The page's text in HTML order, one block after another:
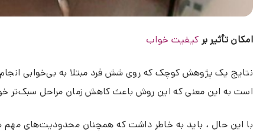
امکان تأثیر بر کیفیت خواب
است به این معنی که این روش باعث کاهش زمان مراحل سبک‌تر
با این حال ، باید به خاطر داشت که همچنان محدودیت‌های مهم